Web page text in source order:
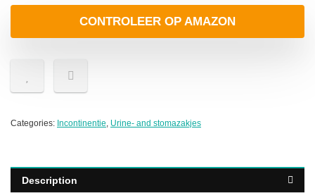
CONTROLEER OP AMAZON
Categories: Incontinentie, Urine- and stomazakjes
Description